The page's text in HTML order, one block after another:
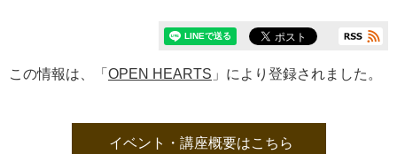
この情報は、「 OPEN HEARTS 」により登録されました。
イベント・講座概要はこちら